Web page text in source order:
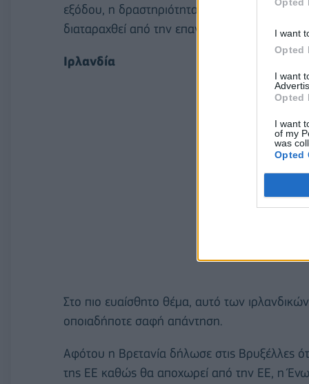
I want
Opted
I want
Opted
I want
of my
was
Opted
εξόδου, η δραστηριότητα χιλιάδων
διαταραχθεί από την επαναφορά
Ιρλανδία
Στο πιο ευαίσθητο θέμα, αυτό των
οποιαδήποτε σαφή απάντηση.
Αφότου η Βρετανία δήλωσε στις Βρυξέλλες
της ΕΕ καθώς θα αποχωρεί από την ΕΕ, η